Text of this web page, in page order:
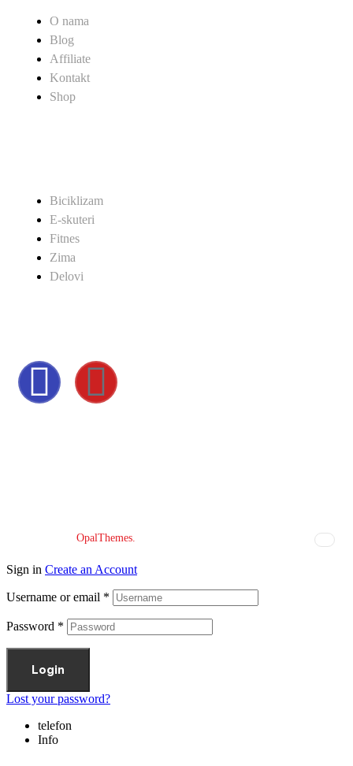
O nama
Blog
Affiliate
Kontakt
Shop
Biciklizam
E-skuteri
Fitnes
Zima
Delovi
OpalThemes.
Sign in Create an Account
Username or email *
Password *
Login
Lost your password?
telefon
Info